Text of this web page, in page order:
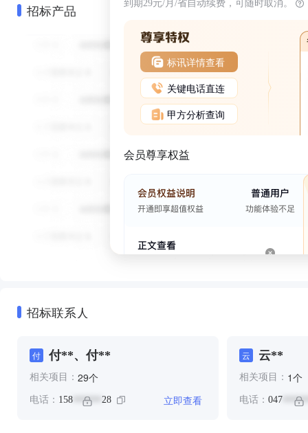
招标产品 到期29元/月/省自动续费，可随时取消。
标讯详情查看
关键电话直连
甲方分析查询
会员尊享权益
招标联系人
付 付**、付**
相关项目： 29个
电话： 158 ****** 28 立即查看
云 云**
相关项目： 1个
电话： 047